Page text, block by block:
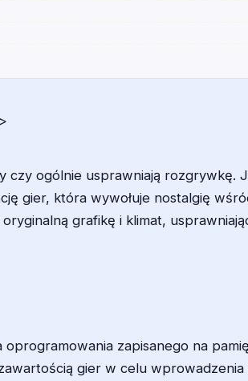
>
czy ogólnie usprawniają rozgrywkę.
gier, która wywołuje nostalgię
grafikę i klimat,
zapisanego na
gier w celu